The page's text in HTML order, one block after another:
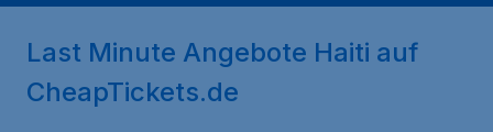
Last Minute Angebote Haiti auf
CheapTickets.de